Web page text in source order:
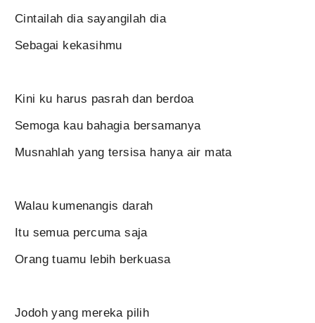
Cintailah dia sayangilah dia
Sebagai kekasihmu
Kini ku harus pasrah dan berdoa
Semoga kau bahagia bersamanya
Musnahlah yang tersisa hanya air mata
Walau kumenangis darah
Itu semua percuma saja
Orang tuamu lebih berkuasa
Jodoh yang mereka pilih